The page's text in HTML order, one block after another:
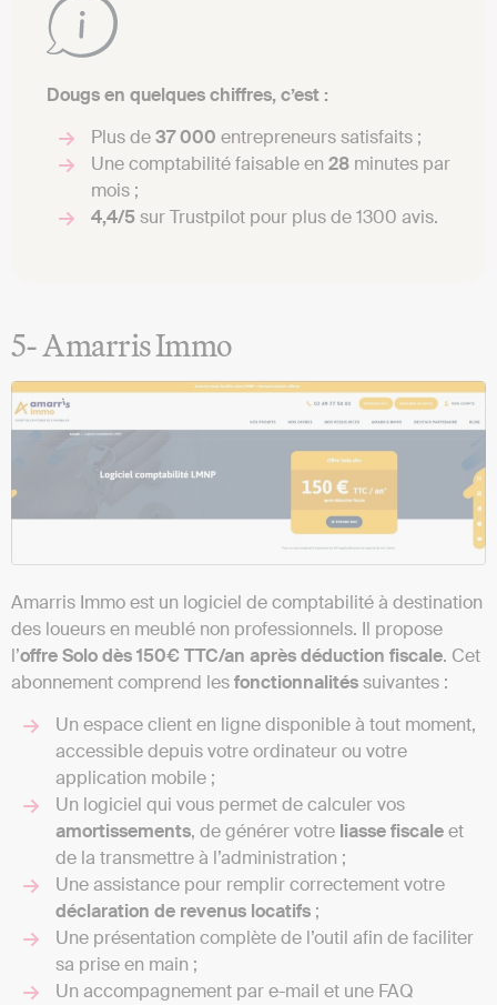
Dougs en quelques chiffres, c’est :
Plus de37 000 entrepreneurs satisfaits ;
Une comptabilité faisable en 28 minutes par
mois ;
4,4/5sur Trustpilot pour plus de 1300 avis.
5- Amarris Immo
Amarris Immo est un logiciel de comptabilité à destination
des loueurs en meublé non professionnels. Il propose
l’offre Solo dès 150€ TTC/an après déduction fiscale. Cet
abonnement comprend lesfonctionnalitéssuivantes :
Un espace client en ligne disponible à tout moment,
accessible depuis votre ordinateur ou votre
application mobile ;
Un logiciel qui vous permet de calculer vos
amortissements, de générer votre liasse fiscaleet
de la transmettre à l’administration ;
Une assistance pour remplir correctement votre
déclaration de revenus locatifs ;
Une présentation complète de l’outil afin de faciliter
sa prise en main ;
Un accompagnement par e-mail et une FAQ